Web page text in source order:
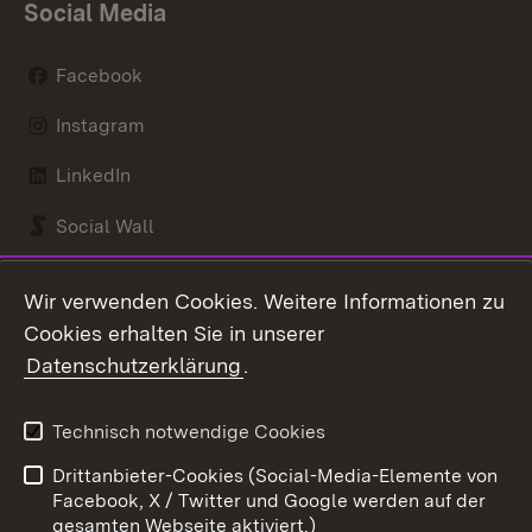
Social Media
Facebook
Instagram
LinkedIn
Social Wall
Kontakt
Barrierefreiheit
Impressum
Cookies
Wir verwenden Cookies. Weitere Informationen zu
Cookies erhalten Sie in unserer
Datenschutzerklärung.
Technisch notwendige Cookies
Drittanbieter-Cookies (Social-Media-Elemente von
Facebook, X / Twitter und Google werden auf der
gesamten Webseite aktiviert.)